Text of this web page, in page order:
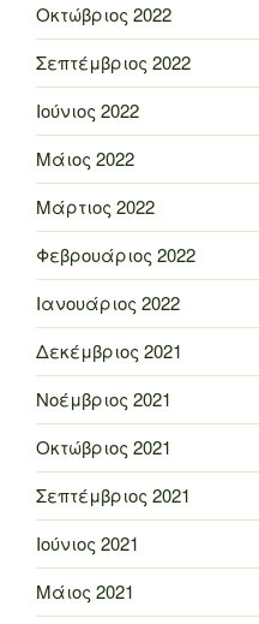
Οκτώβριος 2022
Σεπτέμβριος 2022
Ιούνιος 2022
Μάιος 2022
Μάρτιος 2022
Φεβρουάριος 2022
Ιανουάριος 2022
Δεκέμβριος 2021
Νοέμβριος 2021
Οκτώβριος 2021
Σεπτέμβριος 2021
Ιούνιος 2021
Μάιος 2021